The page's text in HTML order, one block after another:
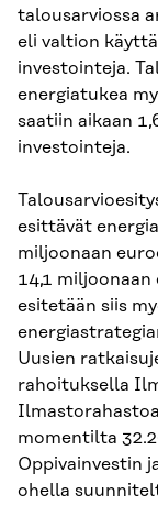
talousarviossa
eli valtion
investointeja.
energiatukea
saatiin aikaan
investointeja.
esittävät
miljoonaan
14,1 miljoonaan
esitetään siis
Uusien
rahoituksella
momentilta
Oppivainvestin
ohella